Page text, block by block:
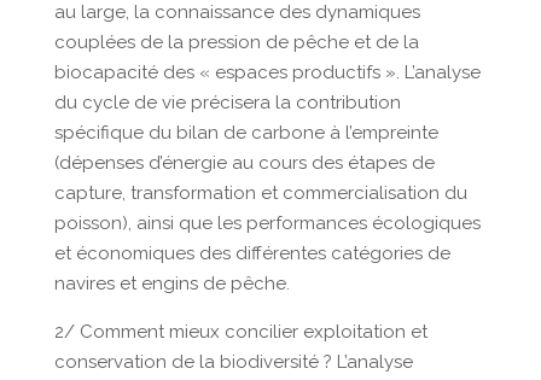
au large, la connaissance des dynamiques
couplées de la pression de pêche et de la
biocapacité des « espaces productifs ». L’analyse
du cycle de vie précisera la contribution
spécifique du bilan de carbone à l’empreinte
(dépenses d’énergie au cours des étapes de
capture, transformation et commercialisation du
poisson), ainsi que les performances écologiques
et économiques des différentes catégories de
navires et engins de pêche.
2/ Comment mieux concilier exploitation et
conservation de la biodiversité ? L’analyse